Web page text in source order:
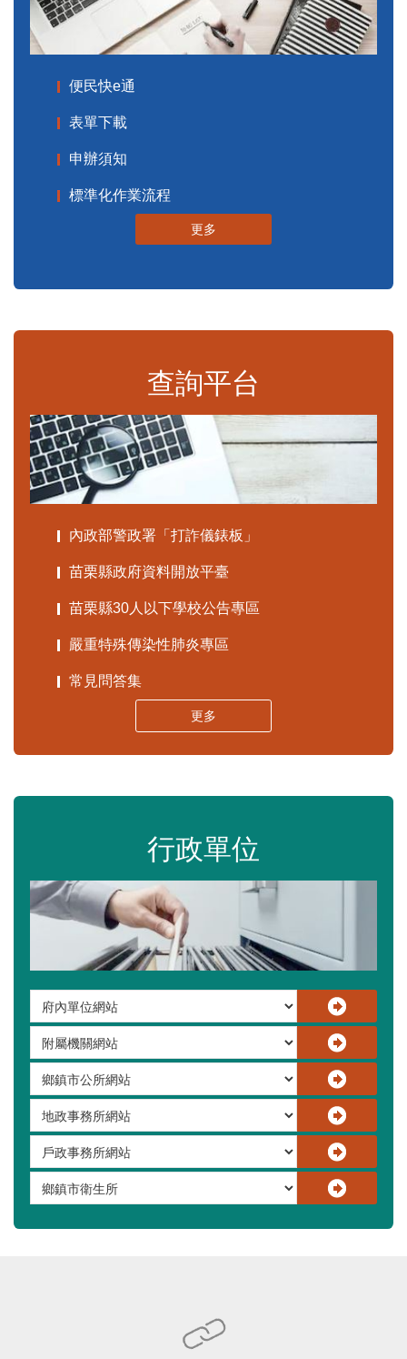
便民快e通
表單下載
申辦須知
標準化作業流程
更多
查詢平台
內政部警政署「打詐儀錶板」
苗栗縣政府資料開放平臺
苗栗縣30人以下學校公告專區
嚴重特殊傳染性肺炎專區
常見問答集
更多
行政單位